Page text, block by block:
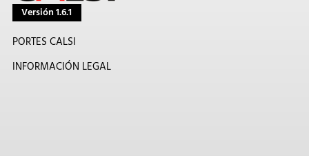
Versión 1.6.1
PORTES CALSI
INFORMACIÓN LEGAL